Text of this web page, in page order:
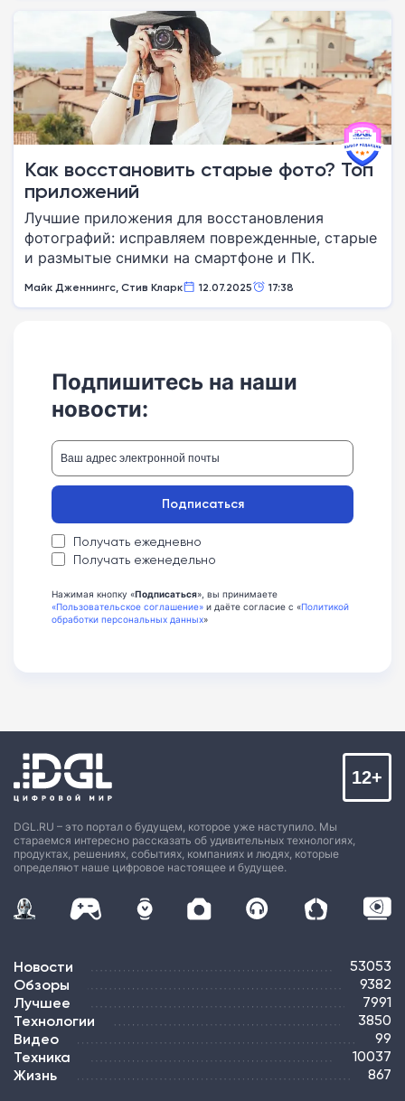
Как восстановить старые фото? Топ
приложений
Лучшие приложения для восстановления
фотографий: исправляем поврежденные, старые
и размытые снимки на смартфоне и ПК.
Майк Дженнингс, Стив Кларк 12.07.2025 17:38
Подпишитесь на наши
новости:
Получать ежедневно
Получать еженедельно
Подписаться
Нажимая кнопку «Подписаться», вы принимаете
«Пользовательское соглашение» и даёте согласие с «Политикой
обработки персональных данных»
DGL.RU – это портал о будущем, которое уже наступило. Мы
стараемся интересно рассказать об удивительных технологиях,
продуктах, решениях, событиях, компаниях и людях, которые
определяют наше цифровое настоящее и будущее.
12+
Новости 53053
Обзоры 9382
Лучшее 7991
Технологии 3850
Видео 99
Техника 10037
Жизнь 867